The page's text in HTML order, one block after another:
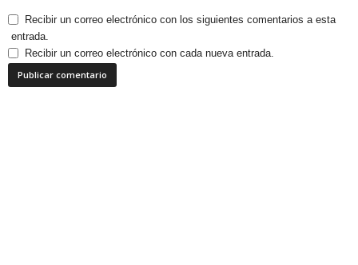
Recibir un correo electrónico con los siguientes comentarios a esta
entrada.
Recibir un correo electrónico con cada nueva entrada.